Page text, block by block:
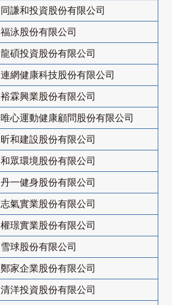
同謙和投資股份有限公司
福泳股份有限公司
龍碩投資股份有限公司
連網健康科技股份有限公司
裕霖興業股份有限公司
唯心運動健康顧問股份有限公司
昕和建設股份有限公司
和眾環境股份有限公司
丹一健身股份有限公司
志氣實業股份有限公司
權璟實業股份有限公司
雪球股份有限公司
鄭家企業股份有限公司
清洋投資股份有限公司